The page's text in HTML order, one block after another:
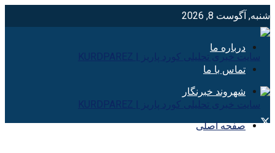
شنبه, آگوست 8, 2026
درباره ما
تماس با ما
شهروند خبرنگار
صفحه اصلی